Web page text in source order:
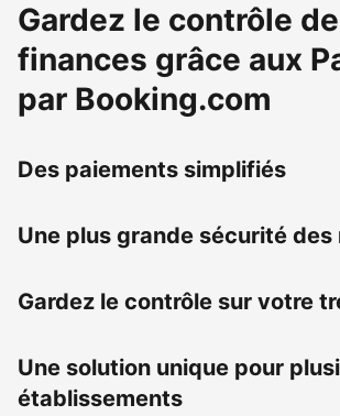
Gardez le contrôle
finances grâce aux
par Booking.com
Des paiements simplifiés
Une plus grande sécurité des
Gardez le contrôle sur votre
Une solution unique pour
établissements